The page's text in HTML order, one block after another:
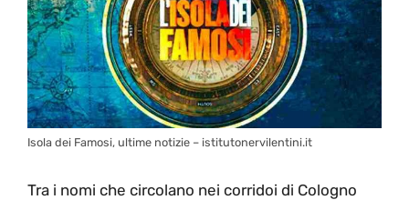
Isola dei Famosi, ultime notizie – istitutonervilentini.it
Tra i nomi che circolano nei corridoi di Cologno